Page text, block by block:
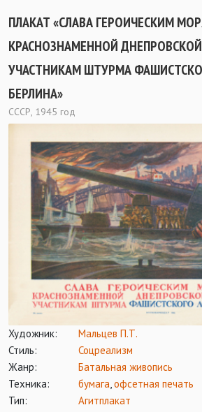
ПЛАКАТ «СЛАВА ГЕРОИЧЕСКИМ
КРАСНОЗНАМЕННОЙ
УЧАСТНИКАМ ШТУРМА
БЕРЛИНА»
СССР, 1945 год
Художник:
Мальцев П.Т.
Стиль:
Соцреализм
Жанр:
Батальная живопись
Техника:
бумага офсетная печать
Тип:
Агитплакат